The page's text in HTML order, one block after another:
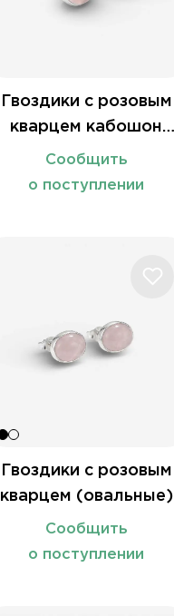
Гвоздики с розовым
кварцем кабошон
(круглые)
Сообщить
о поступлении
Гвоздики с розовым
кварцем (овальные)
Сообщить
о поступлении